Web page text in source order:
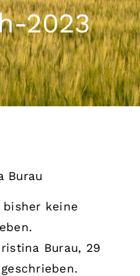
2023
Burau
bisher keine
Burau, 29